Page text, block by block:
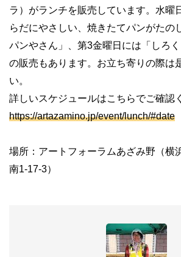
ラ）がランチを販売しています。水曜
らだにやさしい、焼きたてパンがたの
パンやさん」、第3金曜日には「しろく
の販売もあります。お立ち寄りの際は
い。
詳しいスケジュールはこちらでご確認
https://artazamino.jp/event/lunch/#date
場所：アートフォーラムあざみ野（横
南1-17-3）